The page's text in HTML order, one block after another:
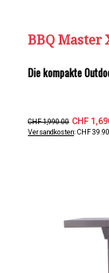
BBQ Master
Die kompakte
CHF 1,990.00 CHF
Versandkosten: CHF 39.90